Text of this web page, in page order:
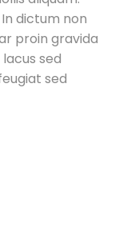
dictum non
proin gravida
sed
sed